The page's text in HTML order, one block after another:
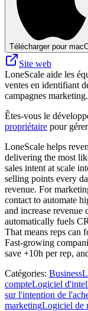
Télécharger pour
Site web
LoneScale aide les
ventes en identifiant
campagnes marketing.
Êtes-vous le
propriétaire pour
LoneScale helps
delivering the most
sales intent at scale
selling points every
revenue. For
contact to automate
and increase
automatically fuels
That means reps can
Fast-growing
save +10h per rep,
Catégories: Business
compteLogiciel
sur l'intention de
marketingLogiciel de